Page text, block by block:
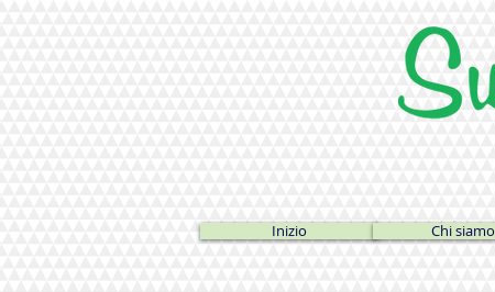
Inizio Chi siamo